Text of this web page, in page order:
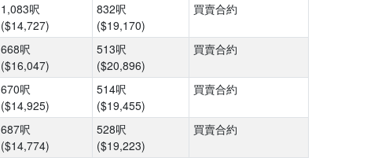
1,083呎
($14,727)
832呎
($19,170)
買賣合約
668呎
($16,047)
513呎
($20,896)
買賣合約
670呎
($14,925)
514呎
($19,455)
買賣合約
687呎
($14,774)
528呎
($19,223)
買賣合約